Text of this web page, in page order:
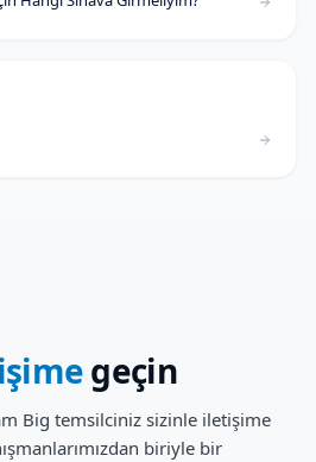
geçin
Big temsilciniz sizinle iletişime
biriyle bir